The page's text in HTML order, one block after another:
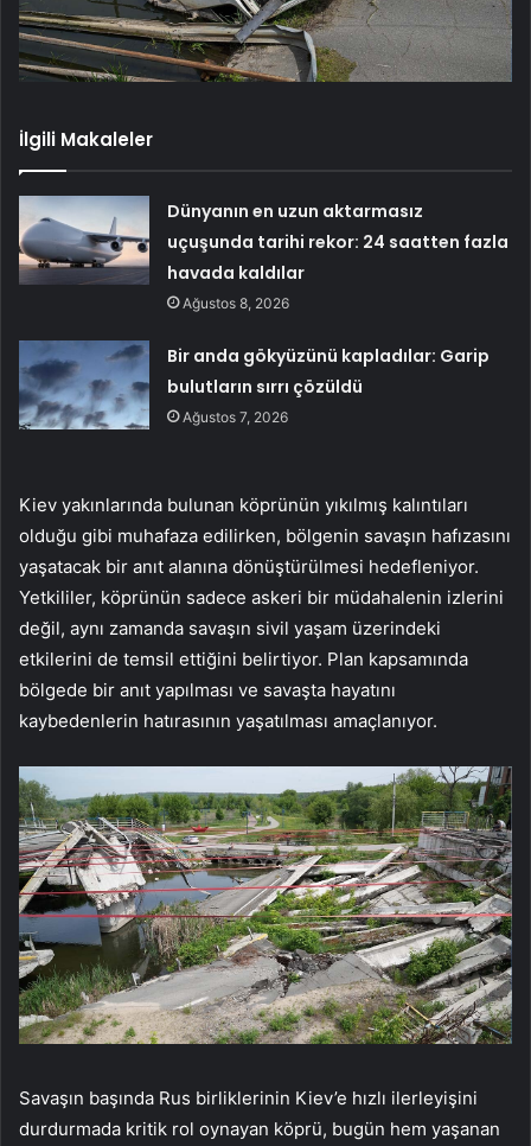
İlgili Makaleler
Dünyanın en uzun aktarmasız
uçuşunda tarihi rekor: 24 saatten fazla
havada kaldılar
Ağustos 8, 2026
Bir anda gökyüzünü kapladılar: Garip
bulutların sırrı çözüldü
Ağustos 7, 2026
Kiev yakınlarında bulunan köprünün yıkılmış kalıntıları
olduğu gibi muhafaza edilirken, bölgenin savaşın hafızasını
yaşatacak bir anıt alanına dönüştürülmesi hedefleniyor.
Yetkililer, köprünün sadece askeri bir müdahalenin izlerini
değil, aynı zamanda savaşın sivil yaşam üzerindeki
etkilerini de temsil ettiğini belirtiyor. Plan kapsamında
bölgede bir anıt yapılması ve savaşta hayatını
kaybedenlerin hatırasının yaşatılması amaçlanıyor.
Savaşın başında Rus birliklerinin Kiev’e hızlı ilerleyişini
durdurmada kritik rol oynayan köprü, bugün hem yaşanan